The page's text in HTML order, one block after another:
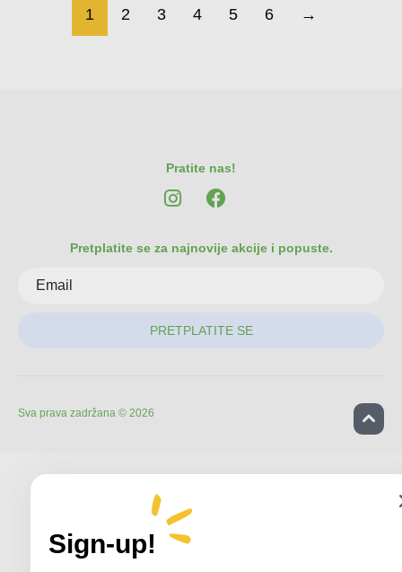
1 2 3 4 5 6 →
Pratite nas!
Pretplatite se za najnovije akcije i popuste.
PRETPLATITE SE
Sva prava zadržana © 2026
Sign-up!